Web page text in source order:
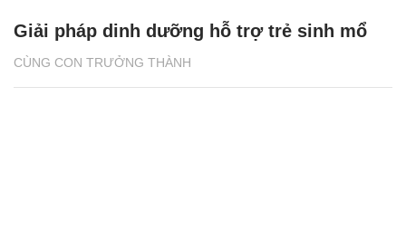
CÙNG CON TRƯỞNG THÀNH
Giải pháp dinh dưỡng hỗ trợ trẻ sinh mổ